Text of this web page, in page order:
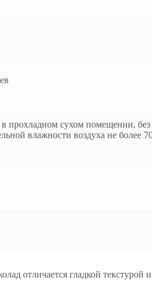
прохладном сухом помещении,
влажности воздуха не более
отличается гладкой